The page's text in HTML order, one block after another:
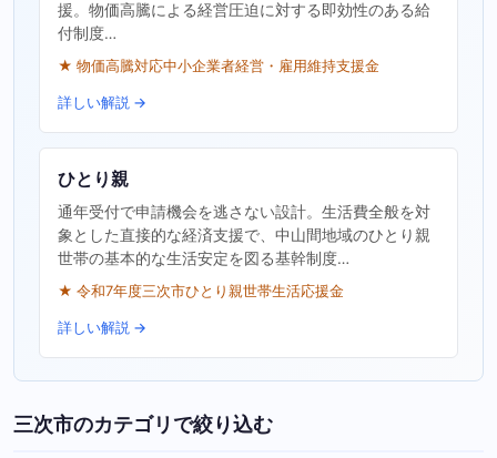
援。物価高騰による経営圧迫に対する即効性のある給
付制度…
★ 物価高騰対応中小企業者経営・雇用維持支援金
詳しい解説 →
ひとり親
通年受付で申請機会を逃さない設計。生活費全般を対
象とした直接的な経済支援で、中山間地域のひとり親
世帯の基本的な生活安定を図る基幹制度…
★ 令和7年度三次市ひとり親世帯生活応援金
詳しい解説 →
三次市のカテゴリで絞り込む